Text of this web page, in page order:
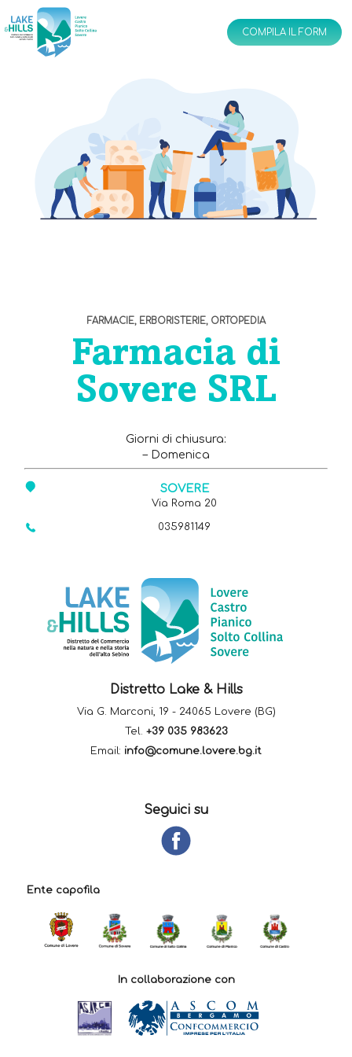
COMPILA IL FORM
FARMACIE, ERBORISTERIE, ORTOPEDIA
Farmacia di
Sovere SRL
Giorni di chiusura:
– Domenica
SOVERE
Via Roma 20
035981149
Distretto Lake & Hills
Via G. Marconi, 19 - 24065 Lovere (BG)
Tel. +39 035 983623
Email: info@comune.lovere.bg.it
Seguici su
Ente capofila
In collaborazione con